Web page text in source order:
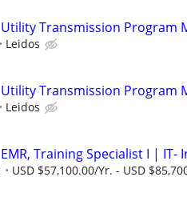
Utility Transmission Program
Leidos
Utility Transmission Program
Leidos
EMR, Training Specialist I |
USD $57,100.00/Yr. - USD